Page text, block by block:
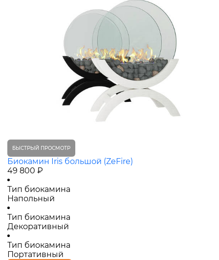
БЫСТРЫЙ ПРОСМОТР
Биокамин Iris большой (ZeFire)
49 800 ₽
Тип биокамина
Напольный
Тип биокамина
Декоративный
Тип биокамина
Портативный